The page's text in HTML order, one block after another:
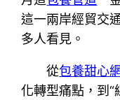
這一兩岸經貿交
多人看見。
從包養甜心
化轉型痛點，到“